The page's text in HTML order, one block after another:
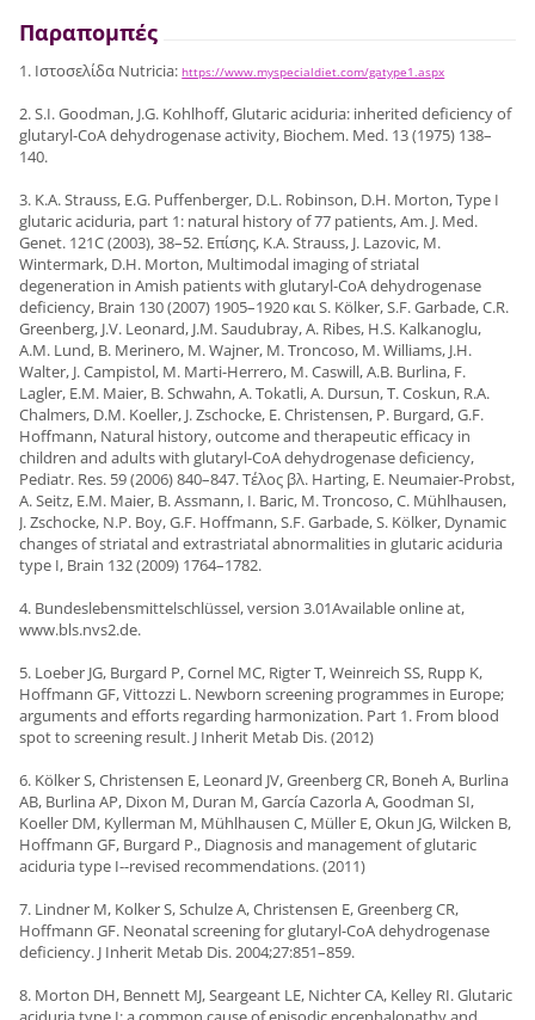
Παραπομπές
1. Ιστοσελίδα Nutricia:https://www.myspecialdiet.com/gatype1.aspx
2. S.I. Goodman, J.G. Kohlhoff, Glutaric aciduria: inherited deficiency of
glutaryl-CoA dehydrogenase activity, Biochem. Med. 13 (1975) 138–
140.
3. K.A. Strauss, E.G. Puffenberger, D.L. Robinson, D.H. Morton, Type I
glutaric aciduria, part 1: natural history of 77 patients, Am. J. Med.
Genet. 121C (2003), 38–52. Επίσης, K.A. Strauss, J. Lazovic, M.
Wintermark, D.H. Morton, Multimodal imaging of striatal
degeneration in Amish patients with glutaryl-CoA dehydrogenase
deficiency, Brain 130 (2007) 1905–1920 και S. Kölker, S.F. Garbade, C.R.
Greenberg, J.V. Leonard, J.M. Saudubray, A. Ribes, H.S. Kalkanoglu,
A.M. Lund, B. Merinero, M. Wajner, M. Troncoso, M. Williams, J.H.
Walter, J. Campistol, M. Marti-Herrero, M. Caswill, A.B. Burlina, F.
Lagler, E.M. Maier, B. Schwahn, A. Tokatli, A. Dursun, T. Coskun, R.A.
Chalmers, D.M. Koeller, J. Zschocke, E. Christensen, P. Burgard, G.F.
Hoffmann, Natural history, outcome and therapeutic efficacy in
children and adults with glutaryl-CoA dehydrogenase deficiency,
Pediatr. Res. 59 (2006) 840–847. Τέλος βλ. Harting, E. Neumaier-Probst,
A. Seitz, E.M. Maier, B. Assmann, I. Baric, M. Troncoso, C. Mühlhausen,
J. Zschocke, N.P. Boy, G.F. Hoffmann, S.F. Garbade, S. Kölker, Dynamic
changes of striatal and extrastriatal abnormalities in glutaric aciduria
type I, Brain 132 (2009) 1764–1782.
4. Bundeslebensmittelschlüssel, version 3.01Available online at,
www.bls.nvs2.de.
5. Loeber JG, Burgard P, Cornel MC, Rigter T, Weinreich SS, Rupp K,
Hoffmann GF, Vittozzi L. Newborn screening programmes in Europe;
arguments and efforts regarding harmonization. Part 1. From blood
spot to screening result. J Inherit Metab Dis.(2012)
6. Kölker S, Christensen E, Leonard JV, Greenberg CR, Boneh A, Burlina
AB, Burlina AP, Dixon M, Duran M, García Cazorla A, Goodman SI,
Koeller DM, Kyllerman M, Mühlhausen C, Müller E, Okun JG, Wilcken B,
Hoffmann GF, Burgard P., Diagnosis and management of glutaric
aciduria type I--revised recommendations. (2011)
7. Lindner M, Kolker S, Schulze A, Christensen E, Greenberg CR,
Hoffmann GF. Neonatal screening for glutaryl-CoA dehydrogenase
deficiency. J Inherit Metab Dis.2004;27:851–859.
8. Morton DH, Bennett MJ, Seargeant LE, Nichter CA, Kelley RI. Glutaric